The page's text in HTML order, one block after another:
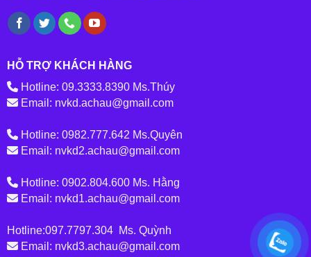
HỖ TRỢ KHÁCH HÀNG
Hotline: 09.3333.8390 Ms.Thúy
Email: nvkd.achau@gmail.com
Hotline: 0982.777.642 Ms.Quyên
Email: nvkd2.achau@gmail.com
Hotline: 0902.804.600 Ms. Hằng
Email: nvkd1.achau@gmail.com
Hotline:097.7797.304 Ms. Quỳnh
Email: nvkd3.achau@gmail.com